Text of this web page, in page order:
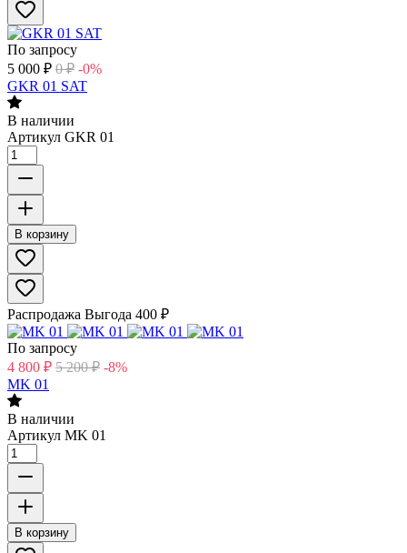
По запросу
5 000 ₽ 0 ₽ -0%
GKR 01 SAT
В наличии
Артикул GKR 01
В корзину
Распродажа Выгода 400 ₽
По запросу
4 800 ₽ 5 200 ₽ -8%
MK 01
В наличии
Артикул MK 01
В корзину